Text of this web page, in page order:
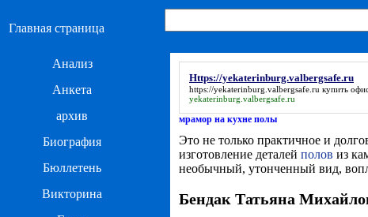
Главная страница
Анализ
Анкета
архив
Биография
Бюллетень
Викторина
Https://yekaterinburg.valbergsafe.ru
https://yekaterinburg.valbergsafe.ru купить
yekaterinburg.valbergsafe.ru
мрамор на кухне полы
Это не только практичное и
изготовление деталей полов из
необычный, утонченный вид,
Бендак Татьяна